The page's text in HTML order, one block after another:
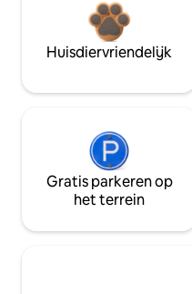
Huisdiervriendelijk
Gratis parkeren op
het terrein